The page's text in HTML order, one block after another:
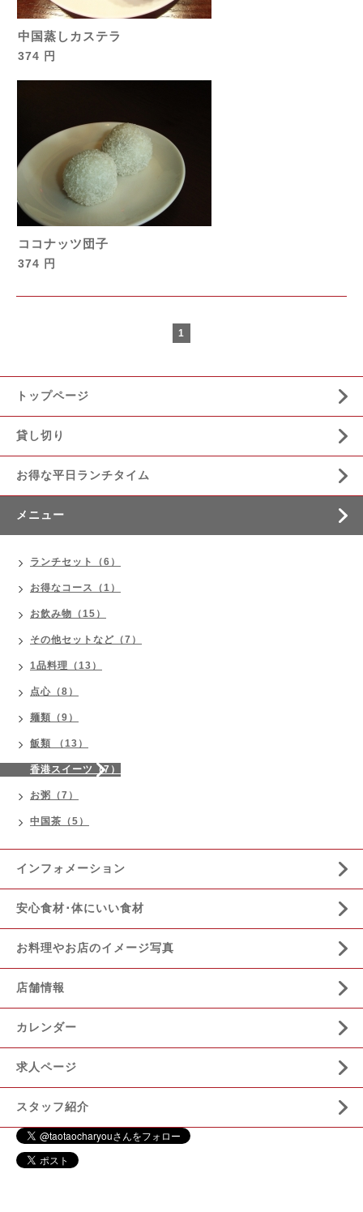
中国蒸しカステラ
374 円
ココナッツ団子
374 円
1
トップページ
貸し切り
お得な平日ランチタイム
メニュー
ランチセット（6）
お得なコース（1）
お飲み物（15）
その他セットなど（7）
1品料理（13）
点心（8）
麺類（9）
飯類 （13）
香港スイーツ（7）
お粥（7）
中国茶（5）
インフォメーション
安心食材･体にいい食材
お料理やお店のイメージ写真
店舗情報
カレンダー
求人ページ
スタッフ紹介